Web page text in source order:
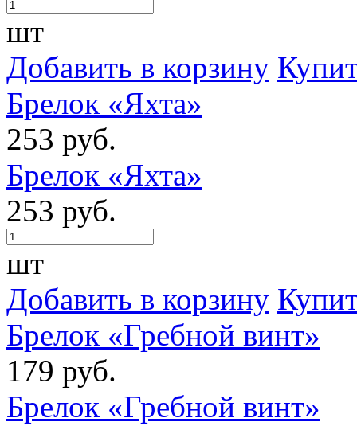
шт
Добавить в корзину
Брелок «Яхта»
253 руб.
Брелок «Яхта»
253 руб.
шт
Добавить в корзину
Брелок «Гребной винт»
179 руб.
Брелок «Гребной винт»